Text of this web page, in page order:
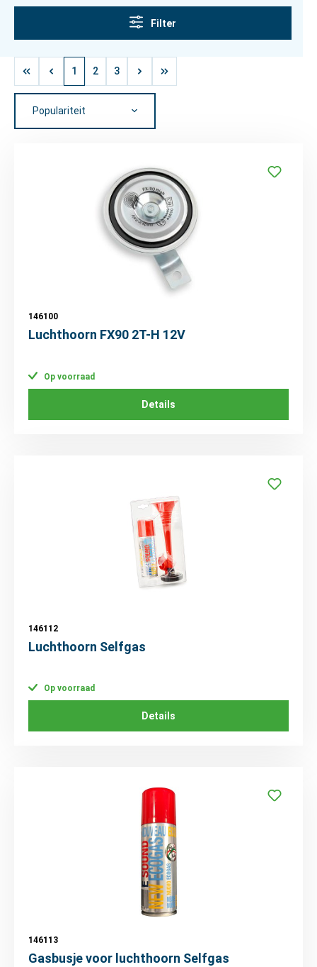
Filter
1 2 3
146100
Luchthoorn FX90 2T-H 12V
Op voorraad
Details
146112
Luchthoorn Selfgas
Op voorraad
Details
146113
Gasbusje voor luchthoorn Selfgas